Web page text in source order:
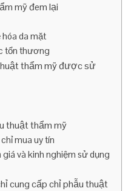
mỹ đem lại
hóa da mặt
tổn thương
thẩm mỹ được sử
thuật thẩm mỹ
mua uy tín
và kinh nghiệm sử dụng
cung cấp chỉ phẫu thuật